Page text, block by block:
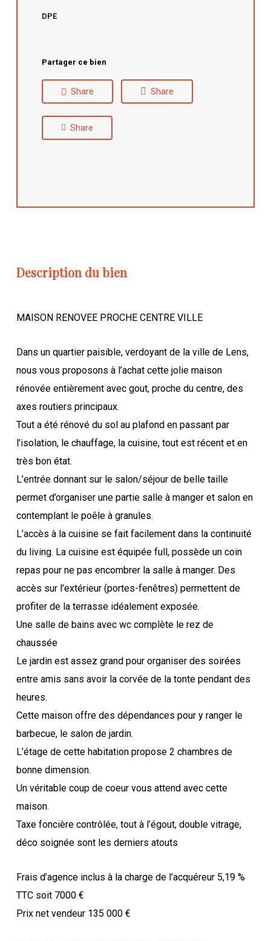
DPE
Partager ce bien
Share Share
Share
Description du bien
MAISON RENOVEE PROCHE CENTRE VILLE
Dans un quartier paisible, verdoyant de la ville de Lens,
nous vous proposons à l’achat cette jolie maison
rénovée entièrement avec gout, proche du centre, des
axes routiers principaux.
Tout a été rénové du sol au plafond en passant par
l’isolation, le chauffage, la cuisine, tout est récent et en
très bon état.
L’entrée donnant sur le salon/séjour de belle taille
permet d’organiser une partie salle à manger et salon en
contemplant le poêle à granules.
L’accès à la cuisine se fait facilement dans la continuité
du living. La cuisine est équipée full, possède un coin
repas pour ne pas encombrer la salle à manger. Des
accès sur l’extérieur (portes-fenêtres) permettent de
profiter de la terrasse idéalement exposée.
Une salle de bains avec wc complète le rez de
chaussée
Le jardin est assez grand pour organiser des soirées
entre amis sans avoir la corvée de la tonte pendant des
heures.
Cette maison offre des dépendances pour y ranger le
barbecue, le salon de jardin.
L’étage de cette habitation propose 2 chambres de
bonne dimension.
Un véritable coup de coeur vous attend avec cette
maison.
Taxe foncière contrôlée, tout à l’égout, double vitrage,
déco soignée sont les derniers atouts
Frais d’agence inclus à la charge de l’acquéreur 5,19 %
TTC soit 7000 €
Prix net vendeur 135 000 €